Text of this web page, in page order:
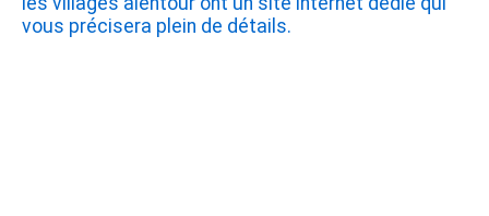
vous précisera plein de détails.